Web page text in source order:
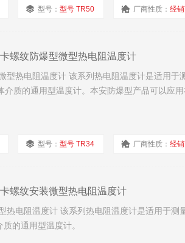
型号：型号 TR50 厂商性质：经
螺纹防爆型微型热电阻温度计
型热电阻温度计 该系列热电阻温度计是适用于
介质的通用型温度计。本安防爆型产品可以应用
型号：型号 TR34 厂商性质：经
螺纹安装微型热电阻温度计
热电阻温度计 该系列热电阻温度计是适用于测
的通用型温度计。